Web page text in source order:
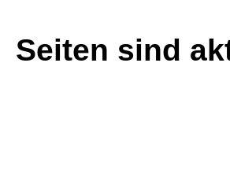
Seiten sind